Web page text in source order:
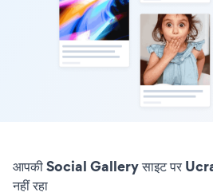
आपकी Social Gallery साइट पर
नहीं रहा